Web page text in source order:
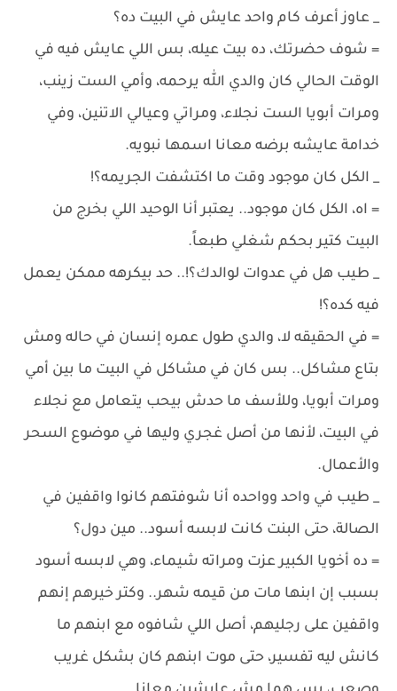
_ عاوز أعرف كام واحد عايش في البيت ده؟
= شوف حضرتك، ده بيت عيله، بس اللي عايش فيه في
الوقت الحالي كان والدي الله يرحمه، وأمي الست زينب،
ومرات أبويا الست نجلاء، ومراتي وعيالي الاتنين، وفي
خدامة عايشه برضه معانا اسمها نبويه.
_ الكل كان موجود وقت ما اكتشفت الجريمه؟!
= اه، الكل كان موجود.. يعتبر أنا الوحيد اللي بخرج من
البيت كتير بحكم شغلي طبعاً.
_ طيب هل في عدوات لوالدك؟!.. حد بيكرهه ممكن يعمل
فيه كده؟!
= في الحقيقه لا، والدي طول عمره إنسان في حاله ومش
بتاع مشاكل.. بس كان في مشاكل في البيت ما بين أمي
ومرات أبويا، وللأسف ما حدش بيحب يتعامل مع نجلاء
في البيت، لأنها من أصل غجري وليها في موضوع السحر
والأعمال.
_ طيب في واحد وواحده أنا شوفتهم كانوا واقفين في
الصالة، حتى البنت كانت لابسه أسود.. مين دول؟
= ده أخويا الكبير عزت ومراته شيماء، وهي لابسه أسود
بسبب إن ابنها مات من قيمه شهر.. وكتر خيرهم إنهم
واقفين على رجليهم، أصل اللي شافوه مع ابنهم ما
كانش ليه تفسير، حتى موت ابنهم كان بشكل غريب